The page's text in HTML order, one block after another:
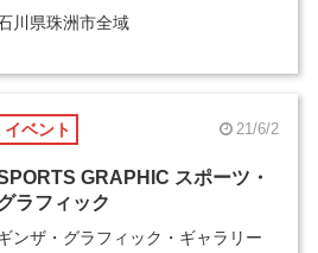
川県珠洲市全域
イベント 21/6/2
GRAPHIC スポーツ・
ラフィック
ンザ・グラフィック・ギャラリー